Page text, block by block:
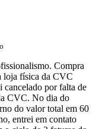
Compra
loja física da CVC
cancelado por falta de
CVC. No dia do
do valor total em 60
entrei em contato